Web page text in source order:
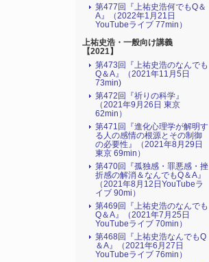
第477回『上祐史浩何でもQ＆
A』（2022年1月21日
YouTubeライブ 77min）
上祐史浩・一般向け講義
【2021】
第473回『上祐史浩のなんでも
Q＆A』（2021年11月5日
73min)
第472回『祈りの科学』
（2021年9月26日 東京
62min）
第471回『進化心理学が解明す
る人の感情の根源とその制御
の必要性』（2021年8月29日
東京 69min）
第470回『孤独感・罪悪感・挫
折感の解消＆なんでもQ＆A』
（2021年8月12日YouTubeラ
イブ 90mi）
第469回『上祐史浩のなんでも
Q＆A』（2021年7月25日
YouTubeライブ 70min）
第468回『上祐史浩なんでもQ
＆A』（2021年6月27日
YouTubeライブ 76min）